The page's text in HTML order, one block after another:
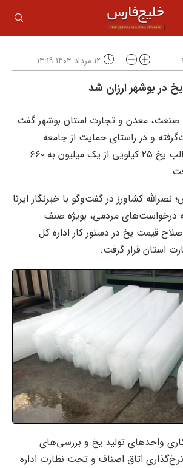
۱۲ مرداد ۱۴۰۴ ۱۴:۱۹
یخ در بوشهر ارزان شد
صنعت، معدن و تجارت استان بوشهر گفت:
و در راستای حمایت از جامعه
صیادی، قیمت هر قالب یخ ۲۵ کیلویی از یک میلیون به ۶۶۰
کشاورز در گفت‌وگو با خبرنگار ایرنا
درخواست‌های مردمی، بویژه صنف
قیمت یخ در دستور کار اداره کل
استان قرار گرفت.
واحدهای تولید یخ و بررسی‌های
اتاق اصناف و تحت نظارت اداره